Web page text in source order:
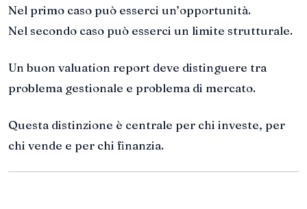
Nel primo caso può esserci un’opportunità.
Nel secondo caso può esserci un limite strutturale.
Un buon valuation report deve distinguere tra
problema gestionale e problema di mercato.
Questa distinzione è centrale per chi investe, per
chi vende e per chi finanzia.